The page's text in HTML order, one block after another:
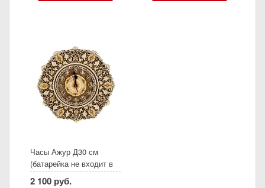
Часы Ажур Д30 см
(батарейка не входит в
комплект)
2 100 руб.